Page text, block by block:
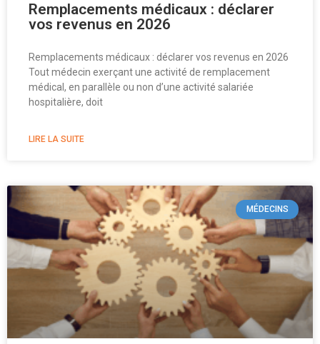
Remplacements médicaux : déclarer
vos revenus en 2026
Remplacements médicaux : déclarer vos revenus en 2026
Tout médecin exerçant une activité de remplacement
médical, en parallèle ou non d’une activité salariée
hospitalière, doit
LIRE LA SUITE
MÉDECINS